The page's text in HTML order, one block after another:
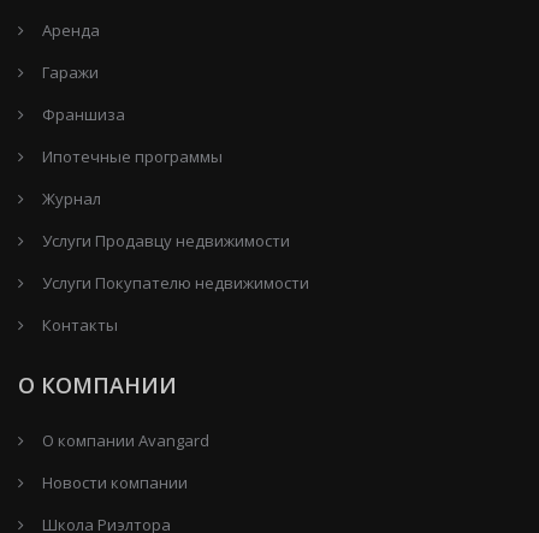
Аренда
Гаражи
Франшиза
Ипотечные программы
Журнал
Услуги Продавцу недвижимости
Услуги Покупателю недвижимости
Контакты
О КОМПАНИИ
О компании Avangard
Новости компании
Школа Риэлтора